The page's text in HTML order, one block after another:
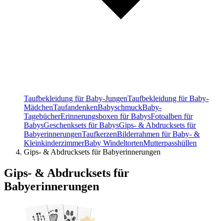
Taufbekleidung für Baby-JungenTaufbekleidung für Baby-
MädchenTaufandenkenBabyschmuckBaby-
TagebücherErinnerungsboxen für BabysFotoalben für
BabysGeschenksets für BabysGips- & Abdrucksets für
BabyerinnerungenTaufkerzenBilderrahmen für Baby- &
KleinkinderzimmerBaby WindeltortenMutterpasshüllen
Gips- & Abdrucksets für Babyerinnerungen
Gips- & Abdrucksets für
Babyerinnerungen